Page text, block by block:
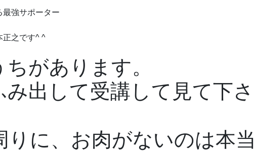
最強サポーター
正之です^ ^
ちがあります。
み出して受講して見て下さ
りに、お肉がないのは本当